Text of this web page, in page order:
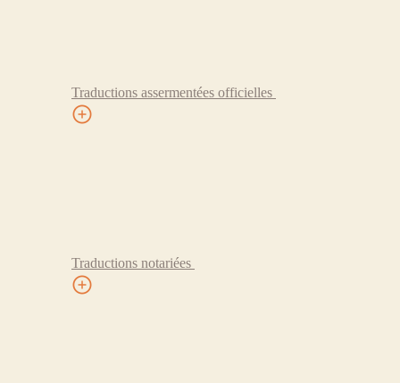
Traductions assermentées officielles
Traductions notariées